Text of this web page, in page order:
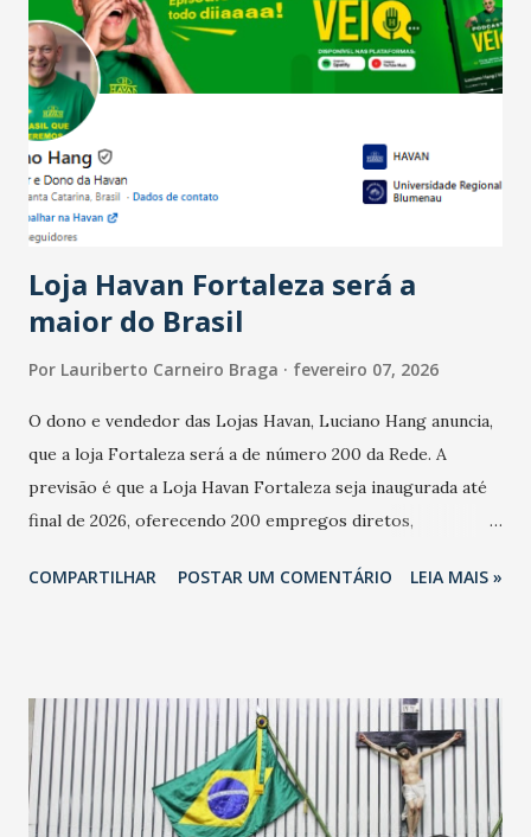
país tem a menor taxa de desemprego dos anos recentes.
Ainda segundo a Pesquisa, em novembro de 2025, 40% dos
bares e restaurantes operaram com lucro e outros 40%
registraram equilíbrio financeiro. Já o percentual de
estabelecimentos no prejuízo ficou em 19%, pouco abaixo
do observado no mês anterior. Outros 1% não existiam em
novembro. Em relação a outubro, o faturamento também
Loja Havan Fortaleza será a
maior do Brasil
Por Lauriberto Carneiro Braga fevereiro 07, 2026
O dono e vendedor das Lojas Havan, Luciano Hang anuncia,
que a loja Fortaleza será a de número 200 da Rede. A
previsão é que a Loja Havan Fortaleza seja inaugurada até
final de 2026, oferecendo 200 empregos diretos,
Havan Fortaleza ainda não foi anunciada oficialmente, mas
COMPARTILHAR POSTAR UM COMENTÁRIO LEIA MAIS »